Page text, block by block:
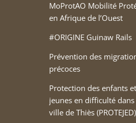
MoProtAO Mobilité
en Afrique de l’Ouest
#ORIGINE Guinaw Rails
Prévention des
précoces
Protection des enfants et
jeunes en difficulté dans
ville de Thiès